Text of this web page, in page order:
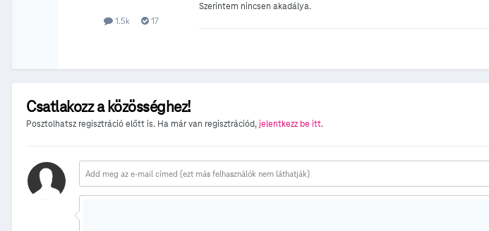
1.5k 17
Szerintem nincsen akadálya.
Csatlakozz a közösséghez!
Posztolhatsz regisztráció előtt is. Ha már van regisztrációd,jelentkezz be itt.